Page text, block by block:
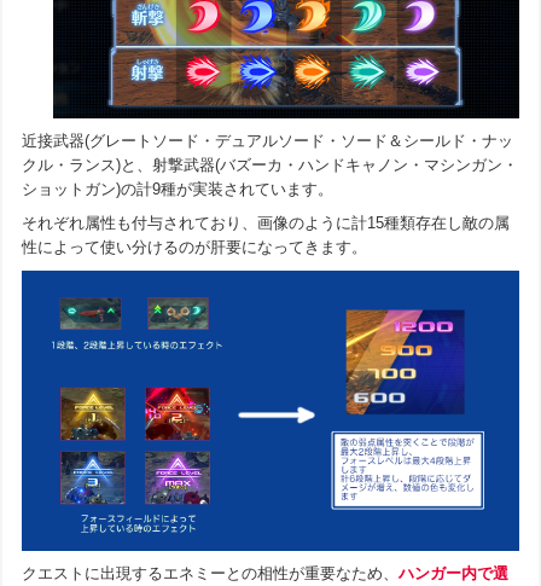
近接武器(グレートソード・デュアルソード・ソード＆シールド・ナッ
クル・ランス)と、射撃武器(バズーカ・ハンドキャノン・マシンガン・
ショットガン)の計9種が実装されています。
それぞれ属性も付与されており、画像のように計15種類存在し敵の属
性によって使い分けるのが肝要になってきます。
クエストに出現するエネミーとの相性が重要なため、ハンガー内で選